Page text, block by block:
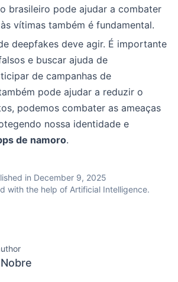
brasileiro pode ajudar a combater
vítimas também é fundamental.
deepfakes deve agir. É importante
e buscar ajuda de
de campanhas de
pode ajudar a reduzir o
podemos combater as ameaças
nossa identidade e
de namoro.
in December 9, 2025
with the help of Artificial Intelligence.